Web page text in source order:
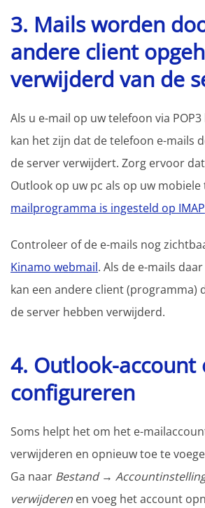
3. Mails worden
andere client
verwijderd van de
Als u e-mail op uw telefoon via
kan het zijn dat de telefoon e-mails
de server verwijdert. Zorg ervoor
Outlook op uw pc als op uw
mailprogramma is ingesteld op IMAP
Controleer of de e-mails nog
Kinamo webmail. Als de e-mails
kan een andere client (programma)
de server hebben verwijderd.
4. Outlook-account
configureren
Soms helpt het om het e-
verwijderen en opnieuw toe te
Ga naar Bestand →
verwijderen en voeg het account